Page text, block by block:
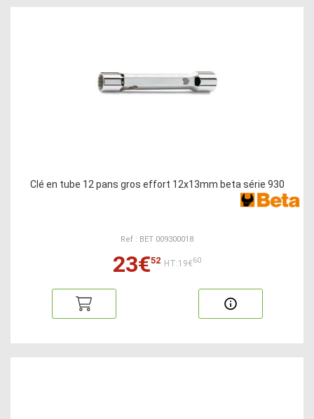
Clé en tube 12 pans gros effort 12x13mm beta série 930
Ref : BET 009300018
23€52 HT:19€60